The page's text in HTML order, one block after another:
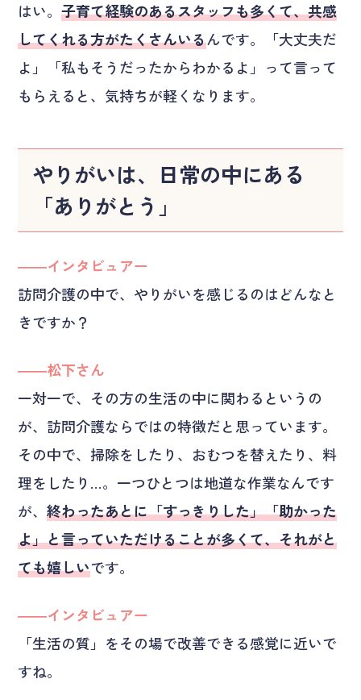
はい。子育て経験のあるスタッフも多くて、共感
してくれる方がたくさんいるんです。「大丈夫だ
よ」「私もそうだったからわかるよ」って言って
もらえると、気持ちが軽くなります。
やりがいは、日常の中にある
「ありがとう」
――インタビュアー
訪問介護の中で、やりがいを感じるのはどんなと
きですか？
――松下さん
一対一で、その方の生活の中に関わるというの
が、訪問介護ならではの特徴だと思っています。
その中で、掃除をしたり、おむつを替えたり、料
理をしたり…。一つひとつは地道な作業なんです
が、終わったあとに「すっきりした」「助かった
よ」と言っていただけることが多くて、それがと
ても嬉しいです。
――インタビュアー
「生活の質」をその場で改善できる感覚に近いで
すね。